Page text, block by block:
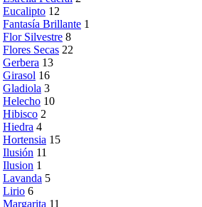
Eucalipto 12
Fantasía Brillante 1
Flor Silvestre 8
Flores Secas 22
Gerbera 13
Girasol 16
Gladiola 3
Helecho 10
Hibisco 2
Hiedra 4
Hortensia 15
Ilusión 11
Ilusion 1
Lavanda 5
Lirio 6
Margarita 11